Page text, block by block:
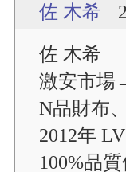
佐 木希
佐 木希
激安市場
N品財布
2012年
100%品質